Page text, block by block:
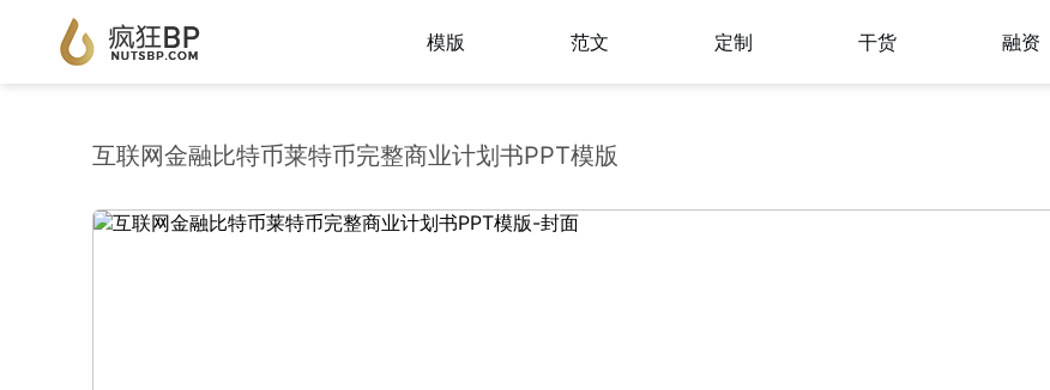
模版 范文 定制 干货 融资
互联网金融比特币莱特币完整商业计划书PPT模版